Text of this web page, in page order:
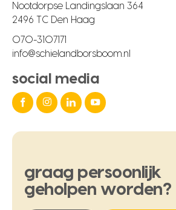
Nootdorpse Landingslaan 364
2496 TC Den Haag
070-3107171
info@schielandborsboom.nl
social media
graag persoonlijk
geholpen worden?